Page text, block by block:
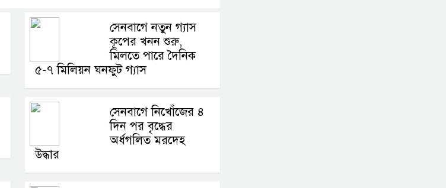
সেনবাগে নতুন গ্যাস
কূপের খনন শুরু,
মিলতে পারে দৈনিক
৫-৭ মিলিয়ন ঘনফুট গ্যাস
সেনবাগে নিখোঁজের ৪
দিন পর বৃদ্ধের
অর্ধগলিত মরদেহ
উদ্ধার